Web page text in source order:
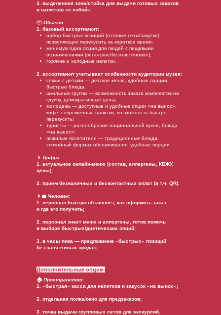
🏠 Пространство:
1. «быстрая» касса для напитков и закусок «на вынос»;
2. отдельная полка/окно для предзаказов;
3. точка выдачи групповых сетов для экскурсий.
3. выделенная зона/стойка для выдачи готовых заказов
и напитков «с собой».
📦 Объект:
1. базовый ассортимент:
набор быстрых позиций (готовые сеты/закуски),
позволяющих перекусить за короткое время;
минимум одна опция для людей с пищевыми
ограничениями (веганское/безглютеновое);
горячие и холодные напитки.
2. ассортимент учитывает особенности аудитории музея:
семьи с детьми — детское меню, удобные порции,
быстрые блюда;
школьные группы — возможность заказа комплектов на
группу, демократичные цены;
молодежь — доступные и удобные опции «на вынос»,
кофе, современные напитки, возможность быстро
перекусить;
туристы — разнообразие национальной кухни, блюда
«на вынос»;
пожилые посетители — традиционные блюда,
спокойный формат обслуживания, удобные порции.
📱 Цифра:
1. актуальное онлайн-меню (состав, аллергены, КБЖУ,
цены);
2. прием безналичных и бесконтактных оплат (в т.ч. QR).
👩‍💼 Человек:
1. персонал быстро объясняет, как оформить заказ
и где его получить;
2. персонал знает меню и аллергены, готов помочь
в выборе быстрых/диетических опций;
3. в часы пика — предложение «быстрых» позиций
без навязчивых продаж.
Дополнительные опции: